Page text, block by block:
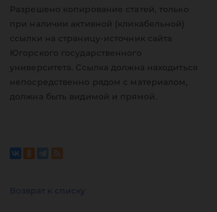
Разрешено копирование статей, только
при наличии активной (кликабельной)
ссылки на страницу-источник сайта
Югорского государственного
университета. Ссылка должна находиться
непосредственно рядом с материалом,
должна быть видимой и прямой.
Возврат к списку